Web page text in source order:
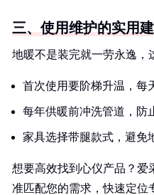
三、使用维护的实用
地暖不是装完就一劳永逸，
首次使用要阶梯升温，每
每年供暖前冲洗管道，防
家具选择带腿款式，避免
想要高效找到心仪产品？爱
准匹配您的需求，快速定位